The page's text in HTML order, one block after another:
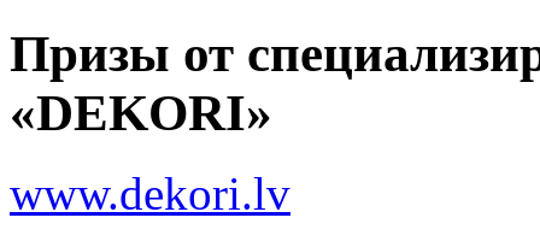
Призы от
«DEKORI»
www.dekori.lv